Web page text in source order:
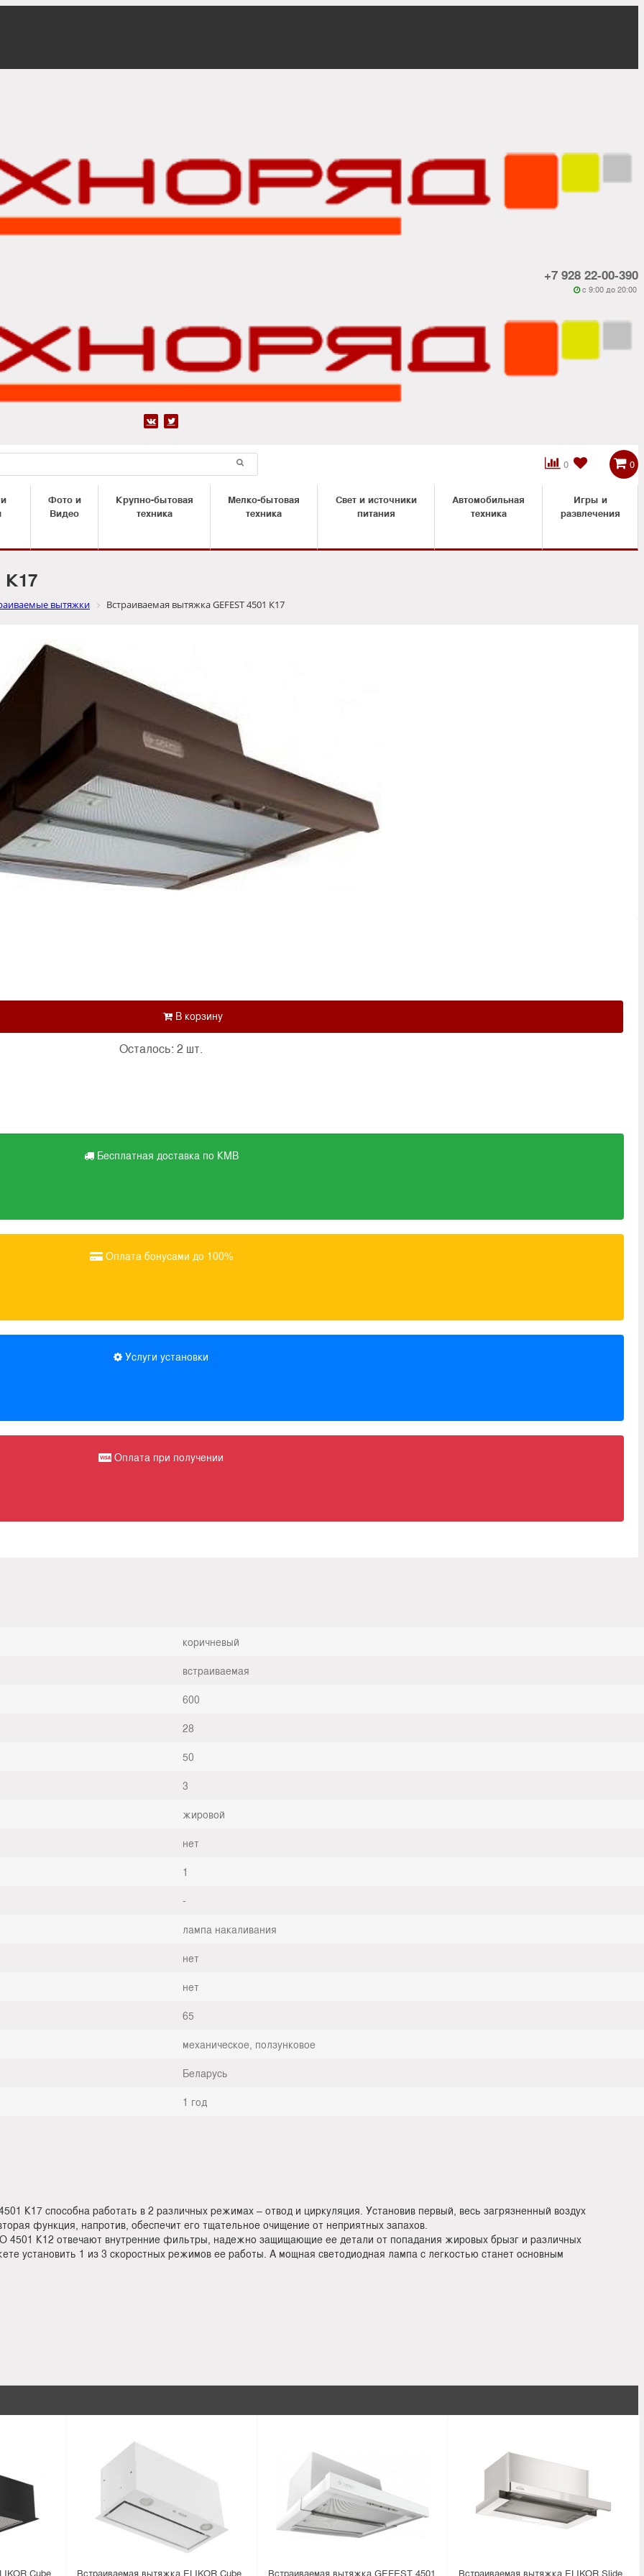
+7 928 22-00-390
 c 9:00 до 20:00
 
0

 0
Фото и
Видео
Крупно-бытовая
техника
Мелко-бытовая
техника
Свет и источники
питания
Автомобильная
техника
Игры и
развлечения
К17
вытяжки Встраиваемая вытяжка GEFEST 4501 К17
Осталось: 2 шт.
Бесплатная доставка по КМВ
Оплата бонусами до 100%
Услуги установки
Оплата при получении
коричневый
встраиваемая
600
28
50
3
жировой
нет
1
-
лампа накаливания
нет
нет
65
механическое, ползунковое
Беларусь
1 год
К17 способна работать в 2 различных режимах – отвод и циркуляция. Установив первый, весь загрязненный воздух
функция, напротив, обеспечит его тщательное очищение от неприятных запахов.
4501 К12 отвечают внутренние фильтры, надежно защищающие ее детали от попадания жировых брызг и различных
установить 1 из 3 скоростных режимов ее работы. А мощная светодиодная лампа с легкостью станет основным
Cube Встраиваемая вытяжка ELIKOR Cube Встраиваемая вытяжка GEFEST 4501 Встраиваемая вытяжка ELIKOR Slide